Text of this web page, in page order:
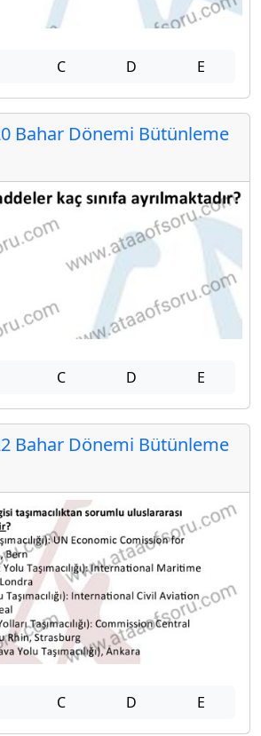
C D E
Bahar Dönemi Bütünleme
C D E
Bahar Dönemi Bütünleme
C D E